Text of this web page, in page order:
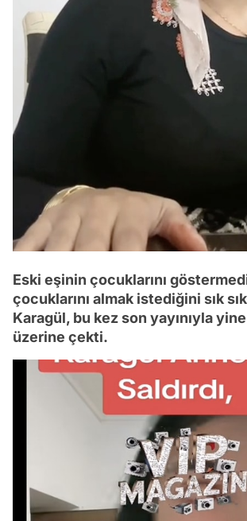
Eski eşinin çocuklarını
çocuklarını almak istediğini sık
Karagül, bu kez son yayınıyla
üzerine çekti.